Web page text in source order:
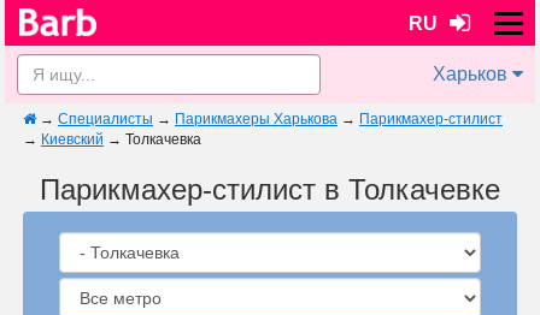
RU
Харьков
→ Специалисты → Парикмахеры Харькова → Парикмахер-стилист
→ Киевский → Толкачевка
Парикмахер-стилист в Толкачевке